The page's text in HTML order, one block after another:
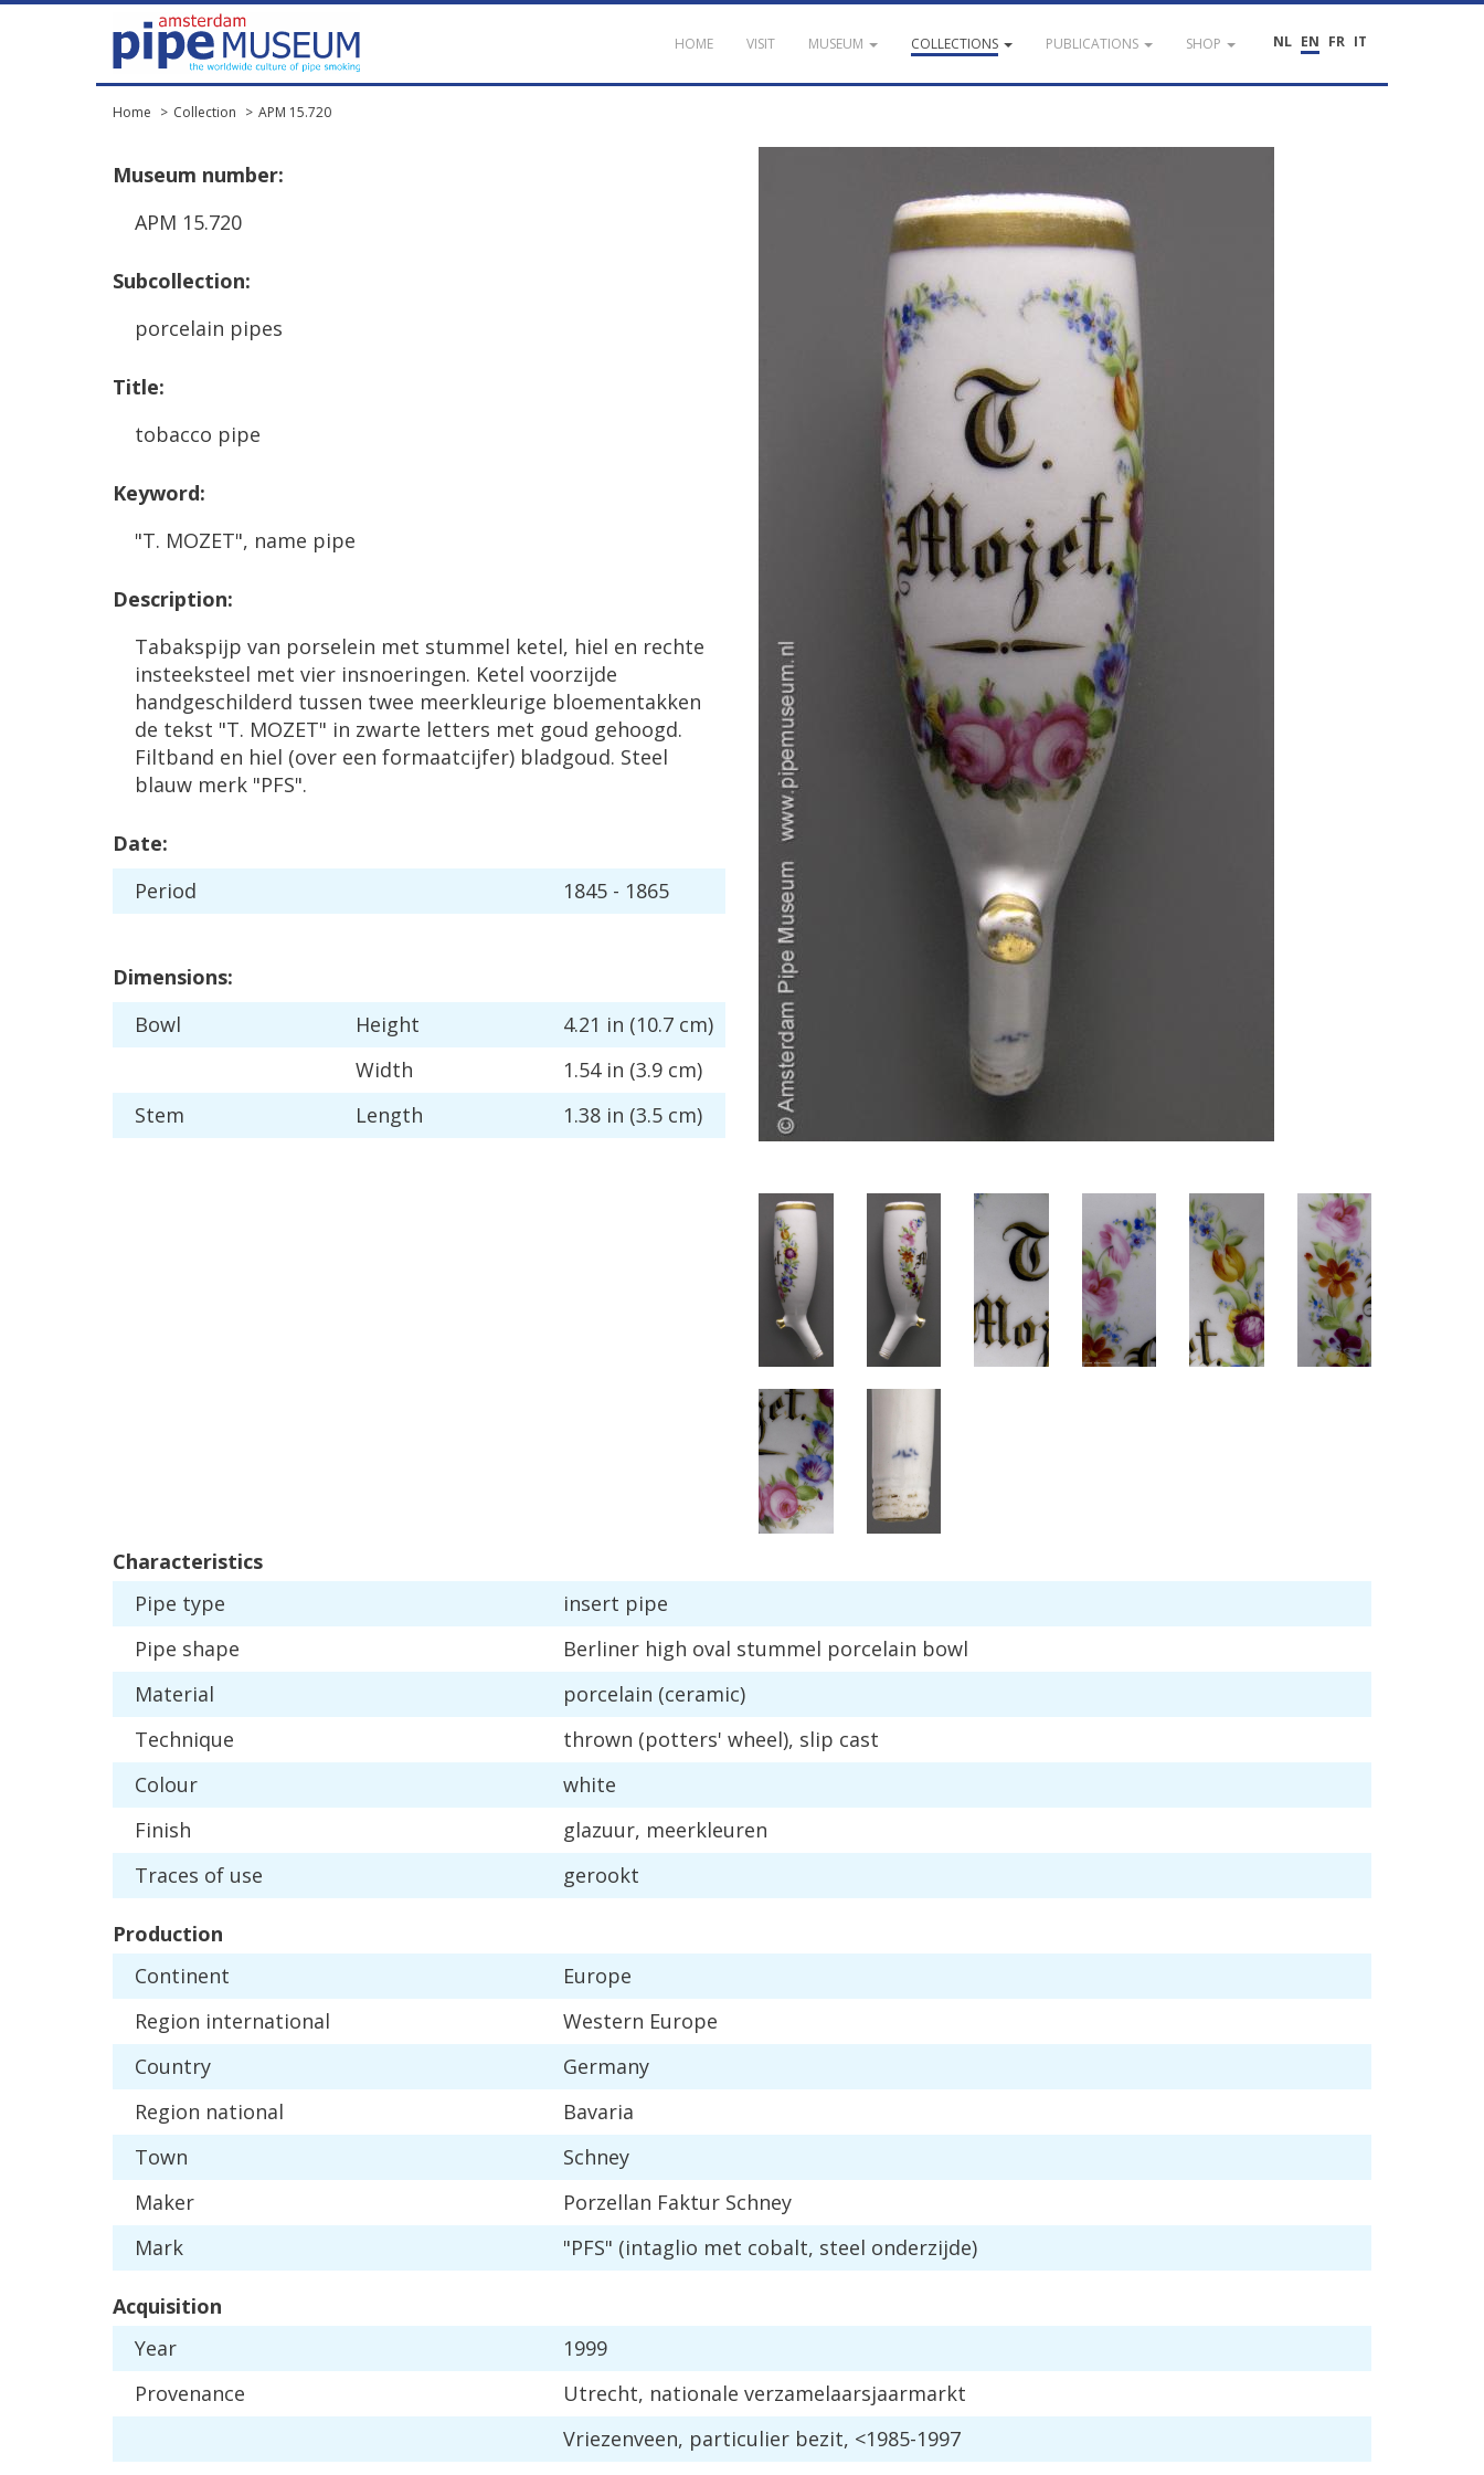
NL EN FR IT
HOME VISIT MUSEUM COLLECTIONS PUBLICATIONS SHOP
Home Collection APM 15.720
Museum number:
APM 15.720
Subcollection:
porcelain pipes
Title:
tobacco pipe
Keyword:
"T. MOZET", name pipe
Description:
Tabakspijp van porselein met stummel ketel, hiel en rechte
insteeksteel met vier insnoeringen. Ketel voorzijde
handgeschilderd tussen twee meerkleurige bloementakken
de tekst "T. MOZET" in zwarte letters met goud gehoogd.
Filtband en hiel (over een formaatcijfer) bladgoud. Steel
blauw merk "PFS".
Date:
Period
1845 - 1865
Dimensions:
Bowl
Height 4.21 in (10.7 cm)
Width
1.54 in (3.9 cm)
Stem
Length 1.38 in (3.5 cm)
Characteristics
Pipe type insert pipe
Pipe shape Berliner high oval stummel porcelain bowl
Material
porcelain (ceramic)
Technique
thrown (potters' wheel), slip cast
Colour
white
Finish
glazuur, meerkleuren
Traces of use gerookt
Production
Continent
Europe
Region international Western Europe
Country
Germany
Region national
Bavaria
Town
Schney
Maker
Porzellan Faktur Schney
Mark
"PFS" (intaglio met cobalt, steel onderzijde)
Acquisition
Year
1999
Provenance
Utrecht, nationale verzamelaarsjaarmarkt
Vriezenveen, particulier bezit, <1985-1997